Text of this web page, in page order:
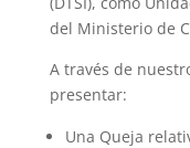
del Ministerio de
A través de
presentar:
Una Queja